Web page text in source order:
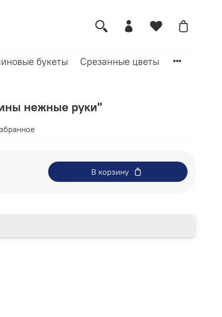
букеты Срезанные цветы
нежные руки"
В корзину